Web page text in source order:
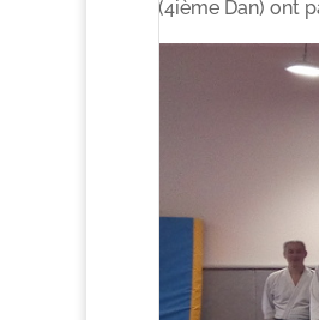
(4ième Dan) ont